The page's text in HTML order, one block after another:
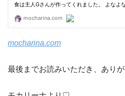
mocharina.com
最後までお読みいただき、ありが